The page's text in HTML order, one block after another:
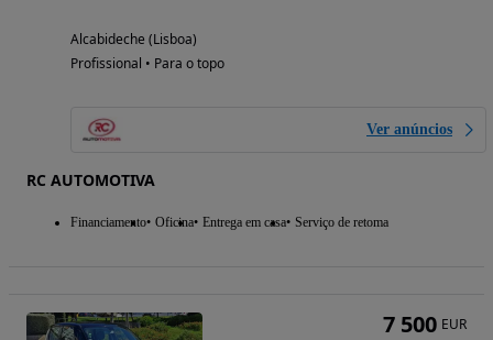
Alcabideche (Lisboa)
Profissional • Para o topo
Ver anúncios
RC AUTOMOTIVA
Financiamento Oficina Entrega em casa Serviço de retoma
7 500 EUR